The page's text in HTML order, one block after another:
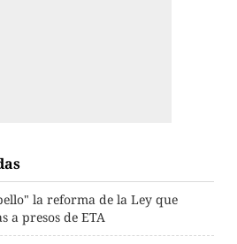
la reforma de la Ley que
a presos de ETA